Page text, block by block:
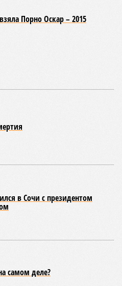
Порно Оскар – 2015
в Сочи с президентом
самом деле?